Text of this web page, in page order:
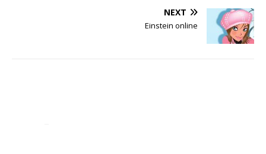
NEXT
Einstein online